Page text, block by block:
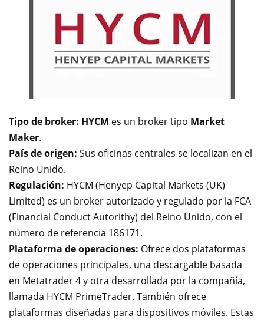
Tipo de broker: HYCM es un broker tipo Market
Maker.
País de origen: Sus oficinas centrales se localizan en el
Reino Unido.
Regulación: HYCM (Henyep Capital Markets (UK)
Limited) es un broker autorizado y regulado por la FCA
(Financial Conduct Autorithy) del Reino Unido, con el
número de referencia 186171.
Plataforma de operaciones: Ofrece dos plataformas
de operaciones principales, una descargable basada
en Metatrader 4 y otra desarrollada por la compañía,
llamada HYCM PrimeTrader. También ofrece
plataformas diseñadas para dispositivos móviles. Estas